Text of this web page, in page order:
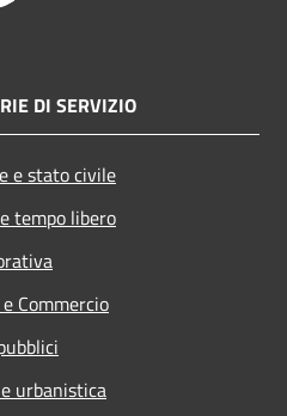
DI SERVIZIO
e stato civile
tempo libero
Commercio
urbanistica